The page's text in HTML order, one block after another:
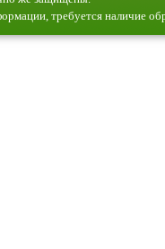
требуется наличие